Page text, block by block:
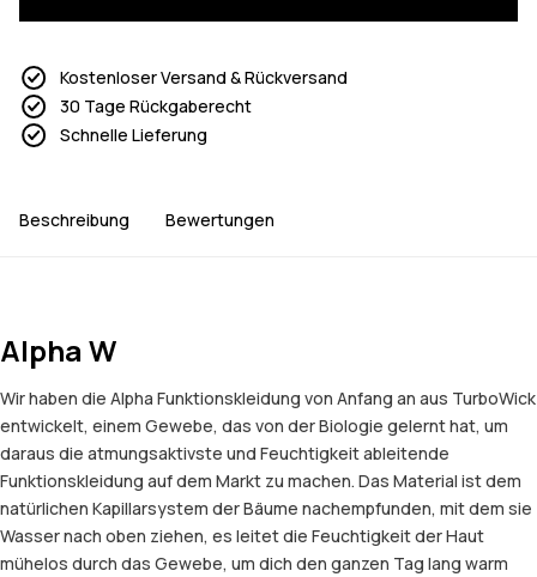
Kostenloser Versand & Rückversand
30 Tage Rückgaberecht
Schnelle Lieferung
Beschreibung Bewertungen
Alpha W
Wir haben die Alpha Funktionskleidung von Anfang an aus TurboWick
entwickelt, einem Gewebe, das von der Biologie gelernt hat, um
daraus die atmungsaktivste und Feuchtigkeit ableitende
Funktionskleidung auf dem Markt zu machen. Das Material ist dem
natürlichen Kapillarsystem der Bäume nachempfunden, mit dem sie
Wasser nach oben ziehen, es leitet die Feuchtigkeit der Haut
mühelos durch das Gewebe, um dich den ganzen Tag lang warm